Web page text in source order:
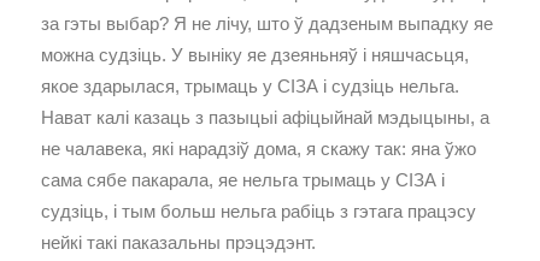
за гэты выбар? Я не лічу, што ў дадзеным выпадку яе
можна судзіць. У выніку яе дзеяньняў і няшчасьця,
якое здарылася, трымаць у СІЗА і судзіць нельга.
Нават калі казаць з пазыцыі афіцыйнай мэдыцыны, а
не чалавека, які нарадзіў дома, я скажу так: яна ўжо
сама сябе пакарала, яе нельга трымаць у СІЗА і
судзіць, і тым больш нельга рабіць з гэтага працэсу
нейкі такі паказальны прэцэдэнт.